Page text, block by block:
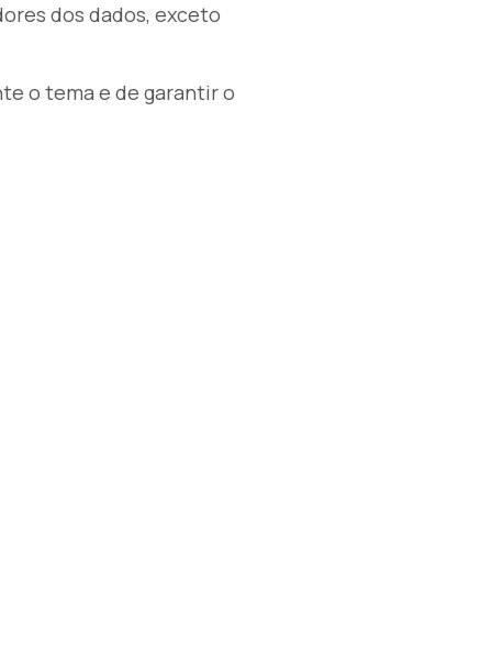
dos dados, exceto
o tema e de garantir o